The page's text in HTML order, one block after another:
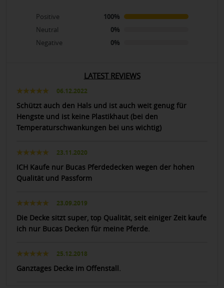
Positive
100%
Neutral
0%
Negative
0%
LATEST REVIEWS
06.12.2022
Schützt auch den Hals und ist auch weit genug für
Hengste und ist keine Plastikhaut (bei den
Temperaturschwankungen bei uns wichtig)
23.11.2020
ICH Kaufe nur Bucas Pferdedecken wegen der hohen
Qualität und Passform
23.09.2019
Die Decke sitzt super, top Qualität, seit einiger Zeit kaufe
ich nur Bucas Decken für meine Pferde.
25.12.2018
Ganztages Decke im Offenstall.